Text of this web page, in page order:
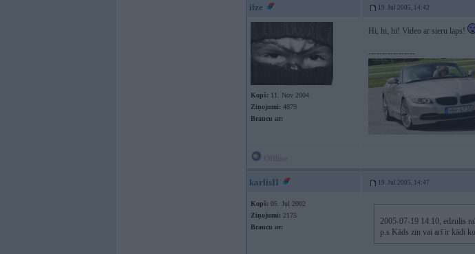
ilze 19. Jul 2005, 14:42
Kopš: 11. Nov 2004
Ziņojumi: 4879
Braucu ar:
Hi, hi, hi! Video ar sieru laps!
-----------------
karlisII 19. Jul 2005, 14:47
Kopš: 05. Jul 2002
Ziņojumi: 2175
Braucu ar:
2005-07-19 14:10, edzulis
p.s Kāds zin vai arī ir kādi